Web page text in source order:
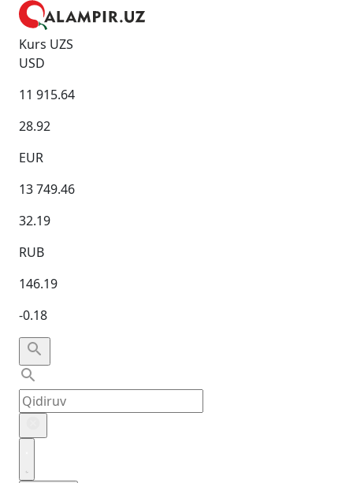
Kurs UZS
USD
11 915.64
28.92
EUR
13 749.46
32.19
RUB
146.19
-0.18